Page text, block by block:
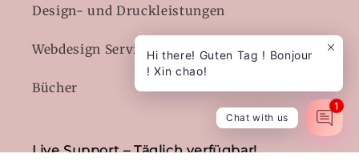
Design- und Druckleistungen
Webdesign Service
Bücher
Live Support – Täglich verfügbar!
Hi there! Guten Tag ! Bonjour
! Xin chao!
Chat with us
1